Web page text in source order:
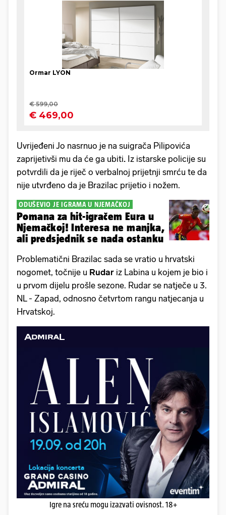
Uvrijeđeni Jo nasrnuo je na suigrača Pilipovića
zaprijetivši mu da će ga ubiti. Iz istarske policije su
potvrdili da je riječ o verbalnoj prijetnji smrću te da
nije utvrđeno da je Brazilac prijetio i nožem.
ODUŠEVIO JE IGRAMA U NJEMAČKOJ
Pomana za hit-igračem Eura u
Njemačkoj! Interesa ne manjka,
ali predsjednik se nada ostanku
Problematični Brazilac sada se vratio u hrvatski
nogomet, točnije u Rudar iz Labina u kojem je bio i
u prvom dijelu prošle sezone. Rudar se natječe u 3.
NL - Zapad, odnosno četvrtom rangu natjecanja u
Hrvatskoj.
Igre na sreću mogu izazvati ovisnost. 18+